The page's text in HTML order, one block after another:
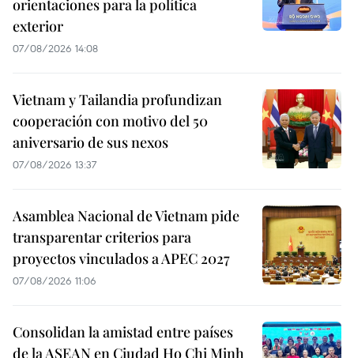
orientaciones para la política
exterior
07/08/2026 14:08
Vietnam y Tailandia profundizan
cooperación con motivo del 50
aniversario de sus nexos
07/08/2026 13:37
Asamblea Nacional de Vietnam pide
transparentar criterios para
proyectos vinculados a APEC 2027
07/08/2026 11:06
Consolidan la amistad entre países
de la ASEAN en Ciudad Ho Chi Minh